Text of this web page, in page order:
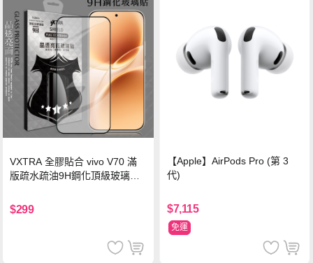
VXTRA 全膠貼合 vivo V70 滿
版疏水疏油9H鋼化頂級玻璃貼
$299
【Apple】AirPods Pro (第 3
代)
$7,115
免運